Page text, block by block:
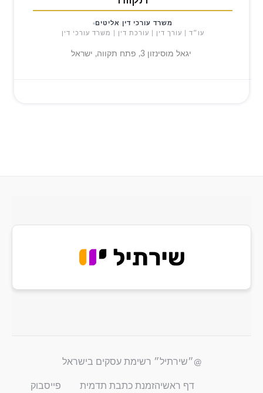
משרד עורכי דין אליטים
עו״ד | עורך דין | עורכת דין | משרד עורכי דין
יגאל מוסינזון 3, פתח תקווה, ישראל
@״שירתיל״ רשימת עסקים בישראל
דף ראשיהזמנת כתבת תדמית פייסבוק